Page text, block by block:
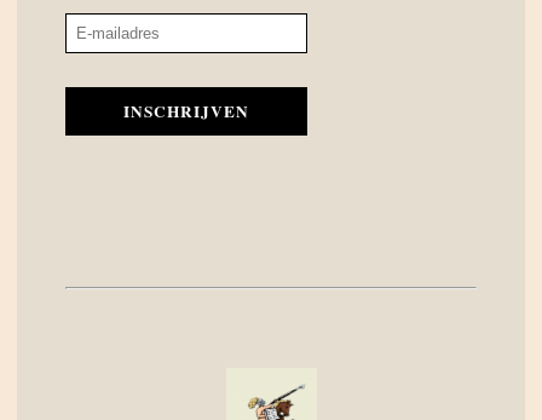
INSCHRIJVEN